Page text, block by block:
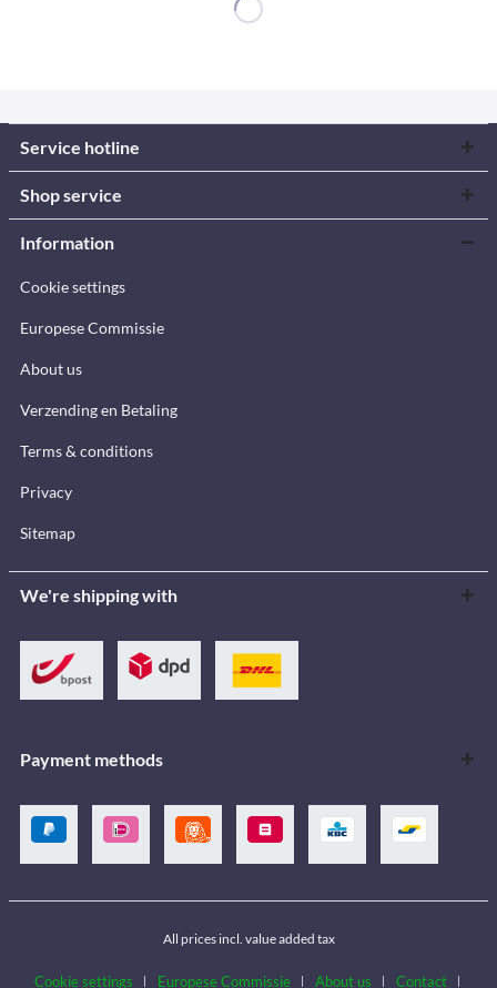
Service hotline
Shop service
Information
Cookie settings
Europese Commissie
About us
Verzending en Betaling
Terms & conditions
Privacy
Sitemap
We're shipping with
Payment methods
All prices incl. value added tax
Cookie settings Europese Commissie About us Contact